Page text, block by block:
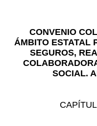
CONVENIO
ÁMBITO ESTATAL
SEGUROS,
SOCIAL.